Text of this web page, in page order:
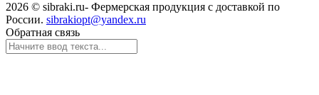
2026 © sibraki.ru- Фермерская продукция с доставкой по
России. sibrakiopt@yandex.ru
Обратная связь